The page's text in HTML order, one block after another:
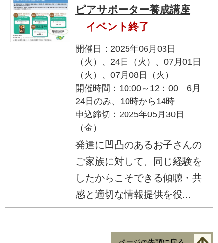
ピアサポーター養成講座
イベント終了
開催日：2025年06月03日
（火）、24日（火）、07月01日
（火）、07月08日（火）
開催時間：10:00～12：00 6月
24日のみ、10時から14時
申込締切：2025年05月30日
（金）
発達に凹凸のあるお子さんの
ご家族に対して、同じ経験を
したからこそできる傾聴・共
感と適切な情報提供を役...